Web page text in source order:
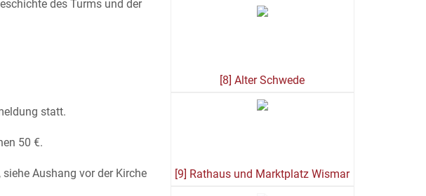
des Turms und der
statt.
50 €.
Aushang vor der Kirche
[8] Alter Schwede
[9] Rathaus und Marktplatz Wismar